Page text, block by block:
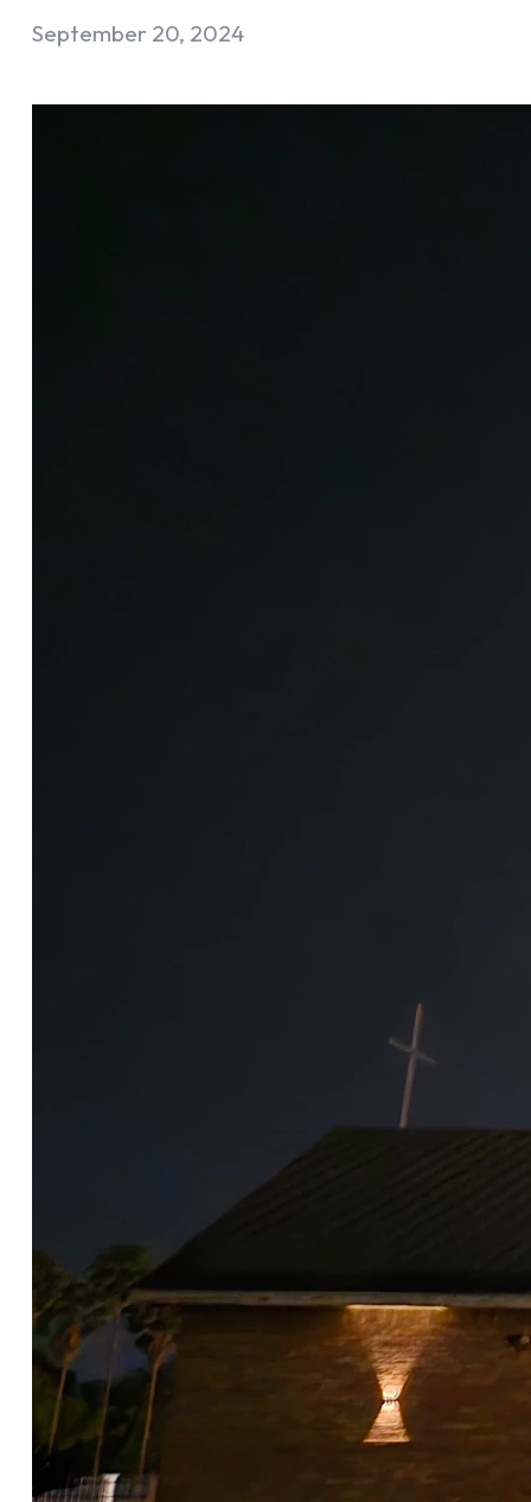
September 20, 2024